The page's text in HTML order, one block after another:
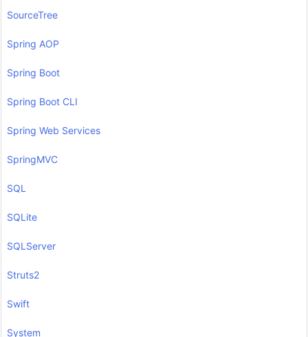
SourceTree
Spring AOP
Spring Boot
Spring Boot CLI
Spring Web Services
SpringMVC
SQL
SQLite
SQLServer
Struts2
Swift
System